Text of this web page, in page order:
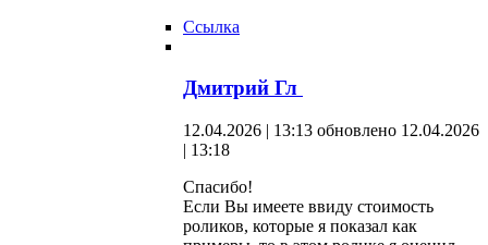
Ссылка
Дмитрий Гл
12.04.2026 | 13:13 обновлено 12.04.2026
| 13:18
Спасибо!
Если Вы имеете ввиду стоимость
роликов, которые я показал как